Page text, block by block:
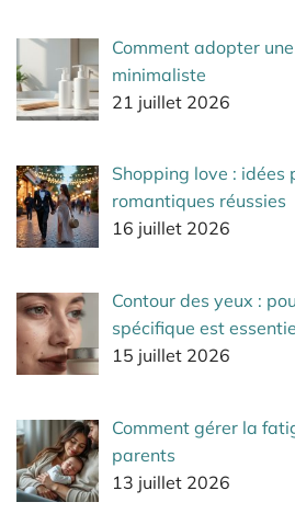
Comment adopter
minimaliste
21 juillet 2026
Shopping love : idées
romantiques réussies
16 juillet 2026
Contour des yeux :
spécifique est
15 juillet 2026
Comment gérer la
parents
13 juillet 2026